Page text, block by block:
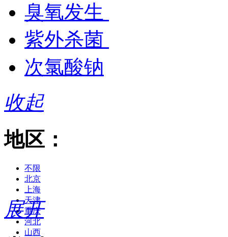
臭氧发生
紫外杀菌
次氯酸钠
收起
地区：
不限
北京
上海
天津
重庆
河北
山西
展开